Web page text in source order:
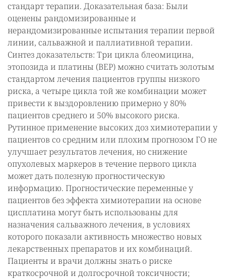
стандарт терапии. Доказательная база: Были
оценены рандомизированные и
нерандомизированные испытания терапии первой
линии, сальважной и паллиативной терапии.
Синтез доказательств: Три цикла блеомицина,
этопозида и платины (BEP) можно считать золотым
стандартом лечения пациентов группы низкого
риска, а четыре цикла той же комбинации может
привести к выздоровлению примерно у 80%
пациентов среднего и 50% высокого риска.
Рутинное применение высоких доз химиотерапии у
пациентов со средним или плохим прогнозом ГО не
улучшает результатов лечения, но снижение
опухолевых маркеров в течение первого цикла
может дать полезную прогностическую
информацию. Прогностические переменные у
пациентов без эффекта химиотерапии на основе
цисплатина могут быть использованы для
назначения сальважного лечения, в условиях
которого показали активность множество новых
лекарственных препаратов и их комбинаций.
Пациенты и врачи должны знать о риске
краткосрочной и долгосрочной токсичности;